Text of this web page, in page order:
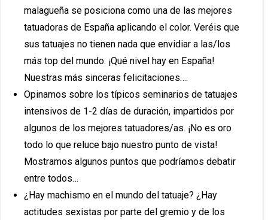
malagueña se posiciona como una de las mejores
tatuadoras de España aplicando el color. Veréis que
sus tatuajes no tienen nada que envidiar a las/los
más top del mundo. ¡Qué nivel hay en España!
Nuestras más sinceras felicitaciones….
Opinamos sobre los típicos seminarios de tatuajes
intensivos de 1-2 días de duración, impartidos por
algunos de los mejores tatuadores/as. ¡No es oro
todo lo que reluce bajo nuestro punto de vista!
Mostramos algunos puntos que podríamos debatir
entre todos…
¿Hay machismo en el mundo del tatuaje? ¿Hay
actitudes sexistas por parte del gremio y de los